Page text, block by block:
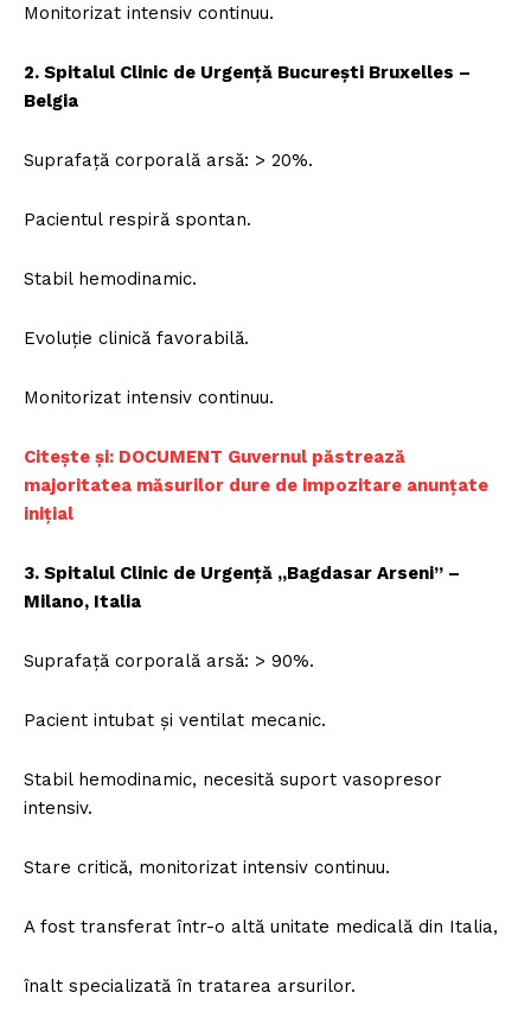
Monitorizat intensiv continuu.
2. Spitalul Clinic de Urgență București Bruxelles –
Belgia
Suprafață corporală arsă: > 20%.
Pacientul respiră spontan.
Stabil hemodinamic.
Evoluție clinică favorabilă.
Monitorizat intensiv continuu.
Citește și: DOCUMENT Guvernul păstrează
majoritatea măsurilor dure de impozitare anunțate
inițial
3. Spitalul Clinic de Urgență „Bagdasar Arseni” –
Milano, Italia
Suprafață corporală arsă: > 90%.
Pacient intubat și ventilat mecanic.
Stabil hemodinamic, necesită suport vasopresor
intensiv.
Stare critică, monitorizat intensiv continuu.
A fost transferat într-o altă unitate medicală din Italia,
înalt specializată în tratarea arsurilor.